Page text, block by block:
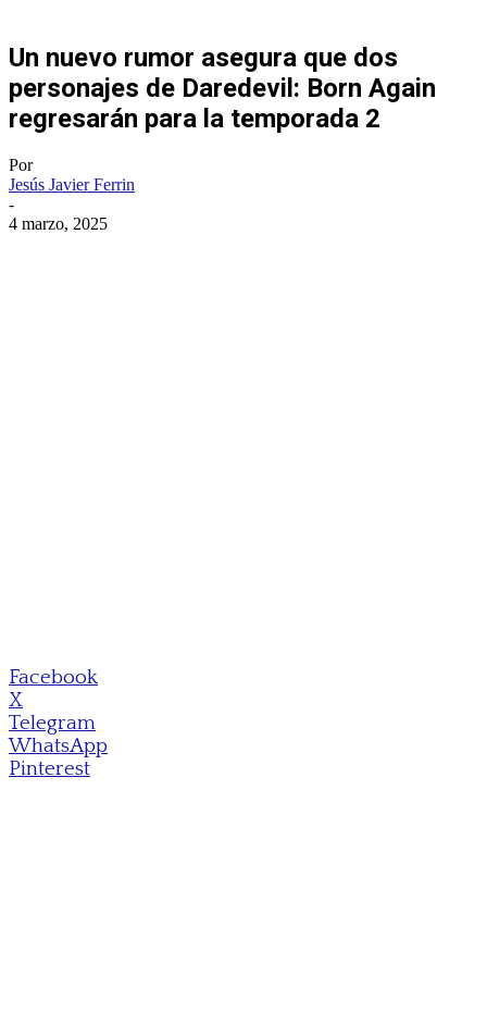
Un nuevo rumor asegura que dos
personajes de Daredevil: Born Again
regresarán para la temporada 2
Por
Jesús Javier Ferrin
-
4 marzo, 2025
Facebook
X
Telegram
WhatsApp
Pinterest